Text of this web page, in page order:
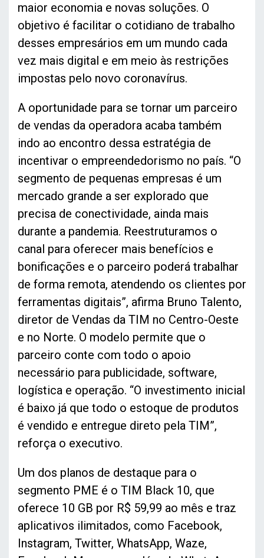
maior economia e novas soluções. O
objetivo é facilitar o cotidiano de trabalho
desses empresários em um mundo cada
vez mais digital e em meio às restrições
impostas pelo novo coronavírus.
A oportunidade para se tornar um parceiro
de vendas da operadora acaba também
indo ao encontro dessa estratégia de
incentivar o empreendedorismo no país. “O
segmento de pequenas empresas é um
mercado grande a ser explorado que
precisa de conectividade, ainda mais
durante a pandemia. Reestruturamos o
canal para oferecer mais benefícios e
bonificações e o parceiro poderá trabalhar
de forma remota, atendendo os clientes por
ferramentas digitais”, afirma Bruno Talento,
diretor de Vendas da TIM no Centro-Oeste
e no Norte. O modelo permite que o
parceiro conte com todo o apoio
necessário para publicidade, software,
logística e operação. “O investimento inicial
é baixo já que todo o estoque de produtos
é vendido e entregue direto pela TIM”,
reforça o executivo.
Um dos planos de destaque para o
segmento PME é o TIM Black 10, que
oferece 10 GB por R$ 59,99 ao mês e traz
aplicativos ilimitados, como Facebook,
Instagram, Twitter, WhatsApp, Waze,